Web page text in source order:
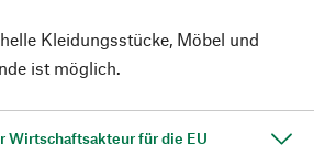
Kleidungsstücke, Möbel und
ist möglich.
Wirtschaftsakteur für die EU